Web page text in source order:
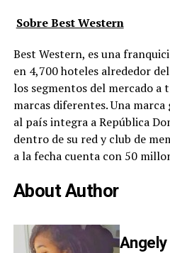
Sobre Best Western
Best Western, es una
en 4,700 hoteles alrededor
los segmentos del mercado a
marcas diferentes. Una
al país integra a República
dentro de su red y club de
a la fecha cuenta con 50
About Author